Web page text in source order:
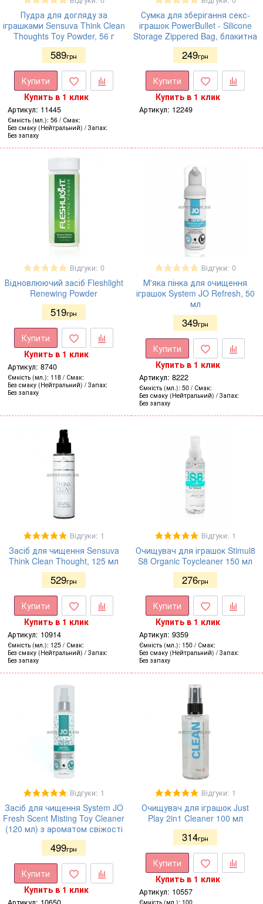
Пудра для догляду за
іграшками Sensuva Think Clean
Thoughts Toy Powder, 56 г
589грн
Купити
Купить в 1 клик
Артикул: 11445
Ємність (мл.) 56
Смак
Без смаку (Нейтральний)
Запах
Без запаху
Сумка для зберігання секс-
іграшок PowerBullet - Silicone
Storage Zippered Bag, блакитна
249грн
Купити
Купить в 1 клик
Артикул: 12249
Відгуки: 0
Відновлюючий засіб Fleshlight
Renewing Powder
519грн
Купити
Купить в 1 клик
Артикул: 8740
Ємність (мл.) 118
Смак
Без смаку (Нейтральний)
Запах
Без запаху
Відгуки: 0
М'яка пінка для очищення
іграшок System JO Refresh, 50
мл
349грн
Купити
Купить в 1 клик
Артикул: 8222
Ємність (мл.) 50
Смак
Без смаку (Нейтральний)
Запах
Без запаху
Відгуки: 1
Засіб для чищення Sensuva
Think Clean Thought, 125 мл
529грн
Купити
Купить в 1 клик
Артикул: 10914
Ємність (мл.) 125
Смак
Без смаку (Нейтральний)
Запах
Без запаху
Відгуки: 1
Очищувач для іграшок Stimul8
S8 Organic Toycleaner 150 мл
276грн
Купити
Купить в 1 клик
Артикул: 9359
Ємність (мл.) 150
Смак
Без смаку (Нейтральний)
Запах
Без запаху
Відгуки: 1
Засіб для чищення System JO
Fresh Scent Misting Toy Cleaner
(120 мл) з ароматом свіжості
499грн
Купити
Купить в 1 клик
Відгуки: 1
Очищувач для іграшок Just
Play 2in1 Cleaner 100 мл
314грн
Купити
Купить в 1 клик
Артикул: 10557
Ємність (мл.) 100